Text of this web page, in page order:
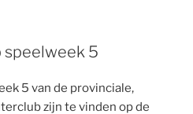
5
5 van de provinciale,
zijn te vinden op de